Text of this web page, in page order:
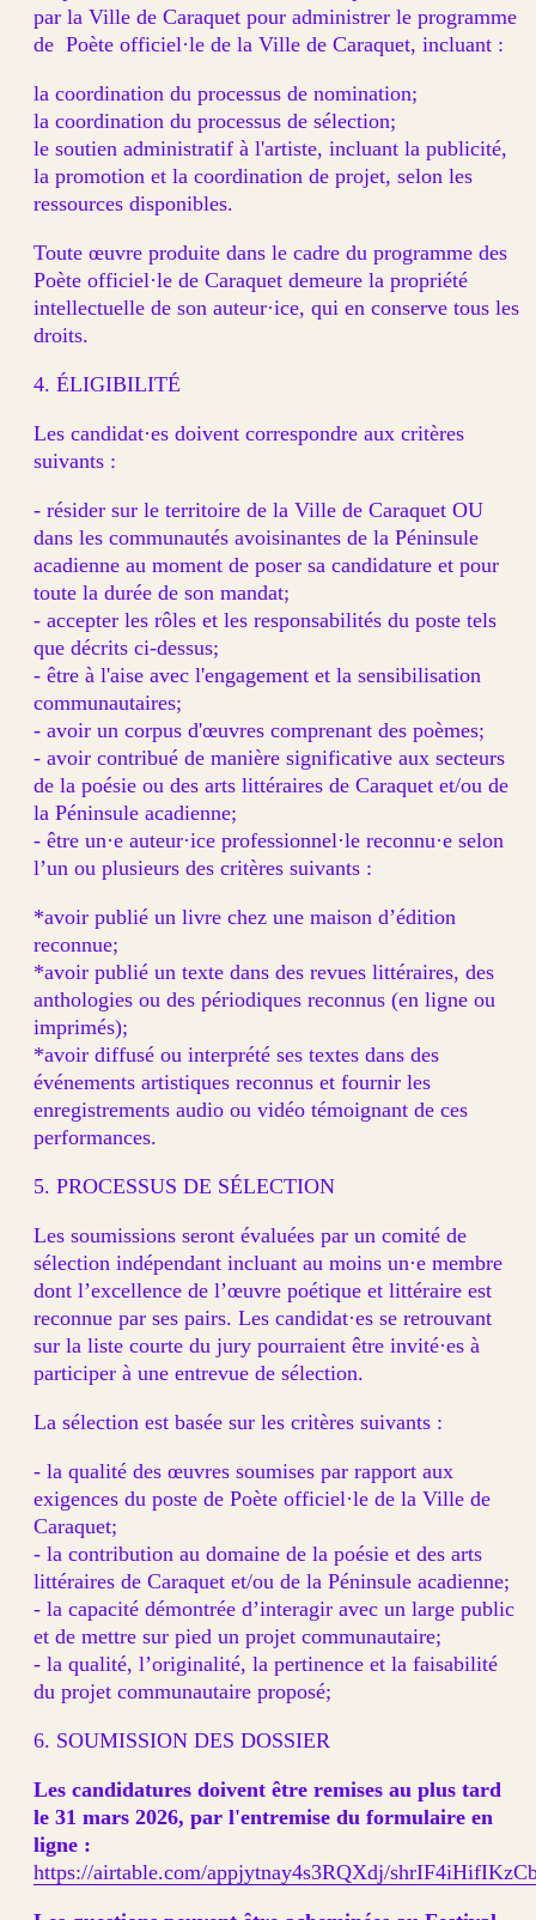
par la Ville de Caraquet pour administrer le programme
de Poète officiel·le de la Ville de Caraquet, incluant :
la coordination du processus de nomination;
la coordination du processus de sélection;
le soutien administratif à l'artiste, incluant la publicité,
la promotion et la coordination de projet, selon les
ressources disponibles.
Toute œuvre produite dans le cadre du programme des
Poète officiel·le de Caraquet demeure la propriété
intellectuelle de son auteur·ice, qui en conserve tous les
droits.
4. ÉLIGIBILITÉ
Les candidat·es doivent correspondre aux critères
suivants :
- résider sur le territoire de la Ville de Caraquet OU
dans les communautés avoisinantes de la Péninsule
acadienne au moment de poser sa candidature et pour
toute la durée de son mandat;
- accepter les rôles et les responsabilités du poste tels
que décrits ci-dessus;
- être à l'aise avec l'engagement et la sensibilisation
communautaires;
- avoir un corpus d'œuvres comprenant des poèmes;
- avoir contribué de manière significative aux secteurs
de la poésie ou des arts littéraires de Caraquet et/ou de
la Péninsule acadienne;
- être un·e auteur·ice professionnel·le reconnu·e selon
l’un ou plusieurs des critères suivants :
*avoir publié un livre chez une maison d’édition
reconnue;
*avoir publié un texte dans des revues littéraires, des
anthologies ou des périodiques reconnus (en ligne ou
imprimés);
*avoir diffusé ou interprété ses textes dans des
événements artistiques reconnus et fournir les
enregistrements audio ou vidéo témoignant de ces
performances.
5. PROCESSUS DE SÉLECTION
Les soumissions seront évaluées par un comité de
sélection indépendant incluant au moins un·e membre
dont l’excellence de l’œuvre poétique et littéraire est
reconnue par ses pairs. Les candidat·es se retrouvant
sur la liste courte du jury pourraient être invité·es à
participer à une entrevue de sélection.
La sélection est basée sur les critères suivants :
- la qualité des œuvres soumises par rapport aux
exigences du poste de Poète officiel·le de la Ville de
Caraquet;
- la contribution au domaine de la poésie et des arts
littéraires de Caraquet et/ou de la Péninsule acadienne;
- la capacité démontrée d’interagir avec un large public
et de mettre sur pied un projet communautaire;
- la qualité, l’originalité, la pertinence et la faisabilité
du projet communautaire proposé;
6. SOUMISSION DES DOSSIER
Les candidatures doivent être remises au plus tard
le 31 mars 2026, par l'entremise du formulaire en
ligne :
https://airtable.com/appjytnay4s3RQXdj/